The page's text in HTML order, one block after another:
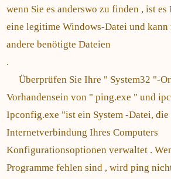
wenn Sie es anderswo zu finden , ist
eine legitime Windows-Datei und
andere benötigte Dateien
.
Überprüfen Sie Ihre " System32 "-
Vorhandensein von " ping.exe " und
Ipconfig.exe "ist ein System -Datei, die
Internetverbindung Ihres Computers
Konfigurationsoptionen verwaltet .
Programme fehlen sind , wird ping